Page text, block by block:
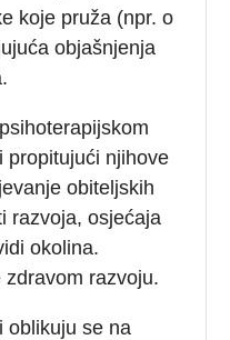
koje pruža (npr. o
objašnjenja
propitujući njihove
obiteljskih
razvoja, osjećaja
okolina.
razvoju.
oblikuju se na